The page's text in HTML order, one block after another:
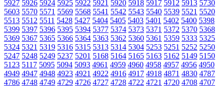
5927 5926 5924 5925 5922 5921 5920 5918 5917 5912 5913 5730
5603 5570 5571 5569 5568 5541 5542 5543 5540 5539 5521 5520
5513 5512 5511 5428 5427 5404 5405 5403 5401 5402 5400 5398
5399 5397 5396 5395 5394 5377 5374 5373 5371 5372 5370 5368
5369 5367 5365 5366 5364 5363 5362 5360 5361 5359 5333 5325
5324 5321 5319 5316 5315 5313 5314 5304 5253 5251 5252 5250
5247 5248 5249 5237 5201 5168 5164 5165 5163 5162 5149 5150
5123 5117 5095 5094 5093 4961 4959 4960 4958 4957 4956 4950
4949 4947 4948 4923 4921 4922 4916 4917 4918 4871 4830 4787
4786 4748 4749 4729 4726 4727 4728 4722 4721 4720 4708 4707